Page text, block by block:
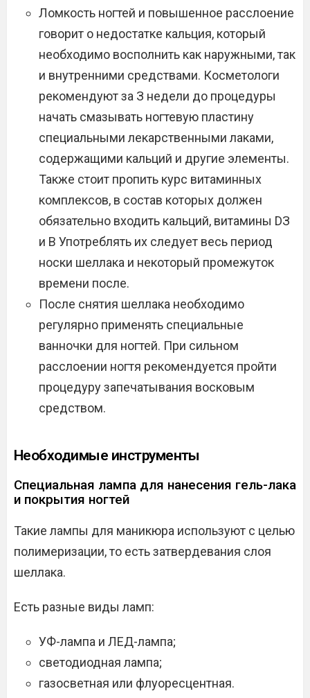
Ломкость ногтей и повышенное расслоение
говорит о недостатке кальция, который
необходимо восполнить как наружными, так
и внутренними средствами. Косметологи
рекомендуют за З недели до процедуры
начать смазывать ногтевую пластину
специальными лекарственными лаками,
содержащими кальций и другие элементы.
Также стоит пропить курс витаминных
комплексов, в состав которых должен
обязательно входить кальций, витамины DЗ
и B Употреблять их следует весь период
носки шеллака и некоторый промежуток
времени после.
После снятия шеллака необходимо
регулярно применять специальные
ванночки для ногтей. При сильном
расслоении ногтя рекомендуется пройти
процедуру запечатывания восковым
средством.
Необходимые инструменты
Специальная лампа для нанесения гель-лака
и покрытия ногтей
Такие лампы для маникюра используют с целью
полимеризации, то есть затвердевания слоя
шеллака.
Есть разные виды ламп:
УФ-лампа и ЛЕД-лампа;
светодиодная лампа;
газосветная или флуоресцентная.